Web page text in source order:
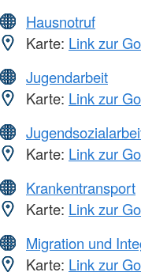
Hausnotruf
Karte: Link zur
Jugendarbeit
Karte: Link zur
Karte: Link zur
Krankentransport
Karte: Link zur
Migration und
Karte: Link zur